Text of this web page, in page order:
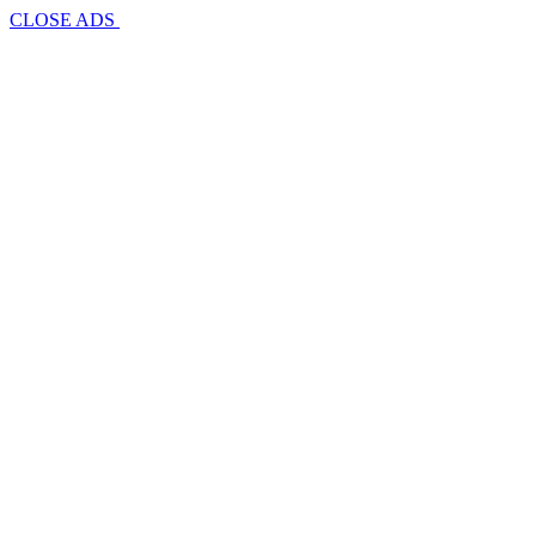
CLOSE ADS